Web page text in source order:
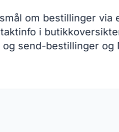
om bestillinger via
i
send-bestillinger og